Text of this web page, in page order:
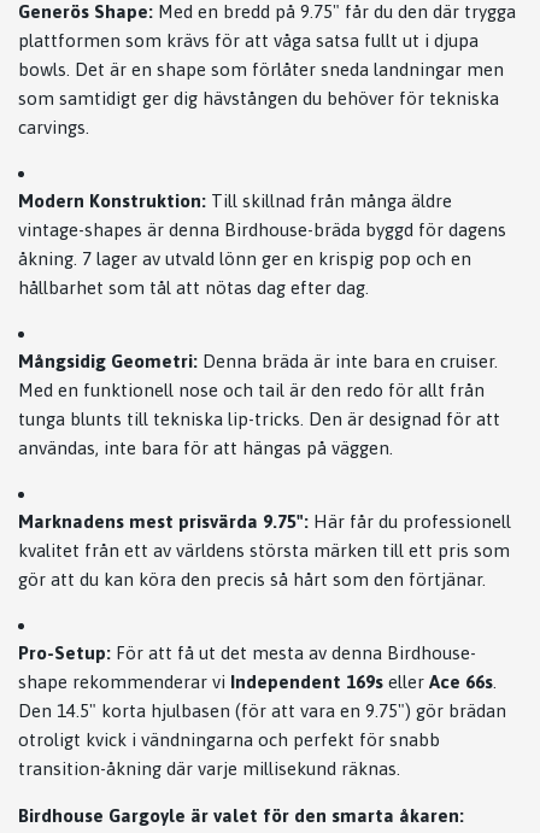
Generös Shape: Med en bredd på 9.75" får du den där trygga
plattformen som krävs för att våga satsa fullt ut i djupa
bowls. Det är en shape som förlåter sneda landningar men
som samtidigt ger dig hävstången du behöver för tekniska
carvings.
Modern Konstruktion: Till skillnad från många äldre
vintage-shapes är denna Birdhouse-bräda byggd för dagens
åkning. 7 lager av utvald lönn ger en krispig pop och en
hållbarhet som tål att nötas dag efter dag.
Mångsidig Geometri: Denna bräda är inte bara en cruiser.
Med en funktionell nose och tail är den redo för allt från
tunga blunts till tekniska lip-tricks. Den är designad för att
användas, inte bara för att hängas på väggen.
Marknadens mest prisvärda 9.75": Här får du professionell
kvalitet från ett av världens största märken till ett pris som
gör att du kan köra den precis så hårt som den förtjänar.
Pro-Setup: För att få ut det mesta av denna Birdhouse-
shape rekommenderar vi Independent 169s eller Ace 66s
Den 14.5" korta hjulbasen (för att vara en 9.75") gör brädan
otroligt kvick i vändningarna och perfekt för snabb
transition-åkning där varje millisekund räknas.
Birdhouse Gargoyle är valet för den smarta åkaren: